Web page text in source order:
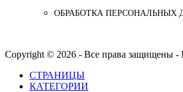
ОБРАБОТКА ПЕРСОНАЛЬНЫХ
Copyright © 2026 - Все права защищены -
СТРАНИЦЫ
КАТЕГОРИИ